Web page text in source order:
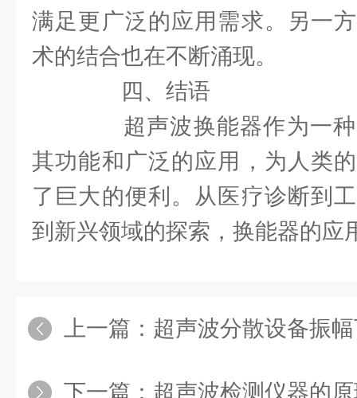
满足更广泛的应用需求。另一
术的结合也在不断涌现。
四、结语
超声波换能器作为一种
其功能和广泛的应用，为人类
了巨大的便利。从医疗诊断到
到新兴领域的探索，换能器的应
上一篇： 超声波分散设备振幅
下一篇： 超声波检测仪器的